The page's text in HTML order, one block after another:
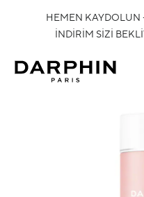
HEMEN KAYDOLUN
İNDİRİM SİZİ